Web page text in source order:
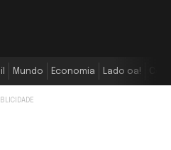
Mundo Economia Lado oa!